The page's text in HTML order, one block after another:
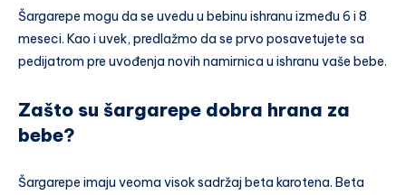
Šargarepe mogu da se uvedu u bebinu ishranu između 6 i 8
meseci. Kao i uvek, predlažmo da se prvo posavetujete sa
pedijatrom pre uvođenja novih namirnica u ishranu vaše bebe.
Zašto su šargarepe dobra hrana za
bebe?
Šargarepe imaju veoma visok sadržaj beta karotena. Beta